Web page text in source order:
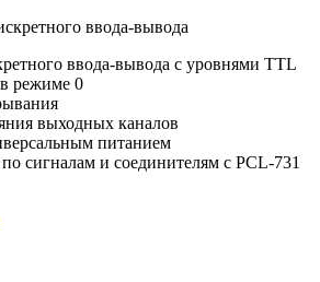
ввода-вывода
ввода-вывода с уровнями TTL
режиме 0
выходных каналов
питанием
сигналам и соединителям с PCL-731